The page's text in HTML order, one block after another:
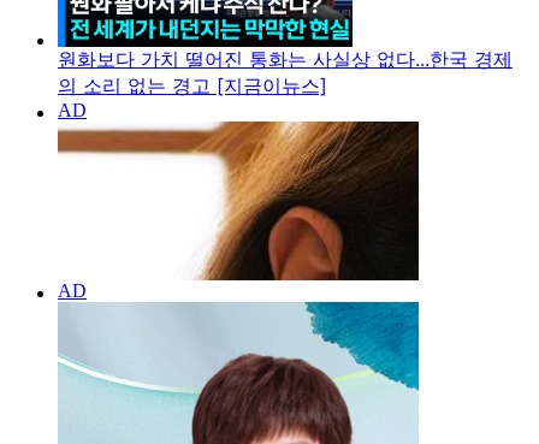
원화보다 가치 떨어진 통화는 사실상 없다...한국 경제
의 소리 없는 경고 [지금이뉴스]